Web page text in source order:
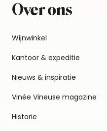
Over ons
Wijnwinkel
Kantoor & expeditie
Nieuws & inspiratie
Vinée Vineuse magazine
Historie